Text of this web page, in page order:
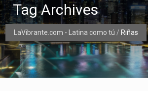
LaVibrante.com - Latina como tú / Riñas
Tag Archives